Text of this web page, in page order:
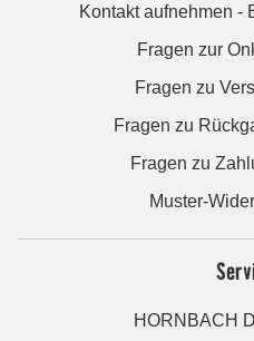
Kontakt aufnehmen -
Fragen zur
Fragen zu
Fragen zu
Fragen zu
Muster-
HORNBACH